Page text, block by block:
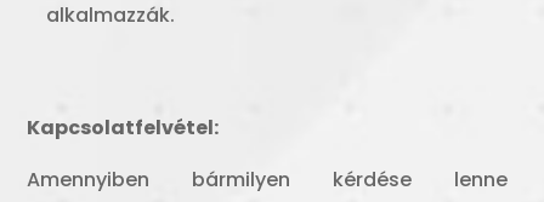
alkalmazzák.
Kapcsolatfelvétel:
Amennyiben bármilyen kérdése lenne